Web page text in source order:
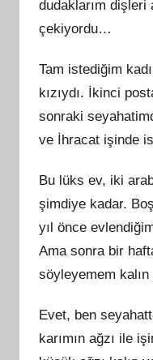
dudaklarım dişleri
çekiyordu…
Tam istediğim
kızıydı. İkinci
sonraki
ve İhracat işinde
Bu lüks ev, iki
şimdiye kadar.
yıl önce
Ama sonra bir
söyleyemem kal
Evet, ben
karımın ağzı ile